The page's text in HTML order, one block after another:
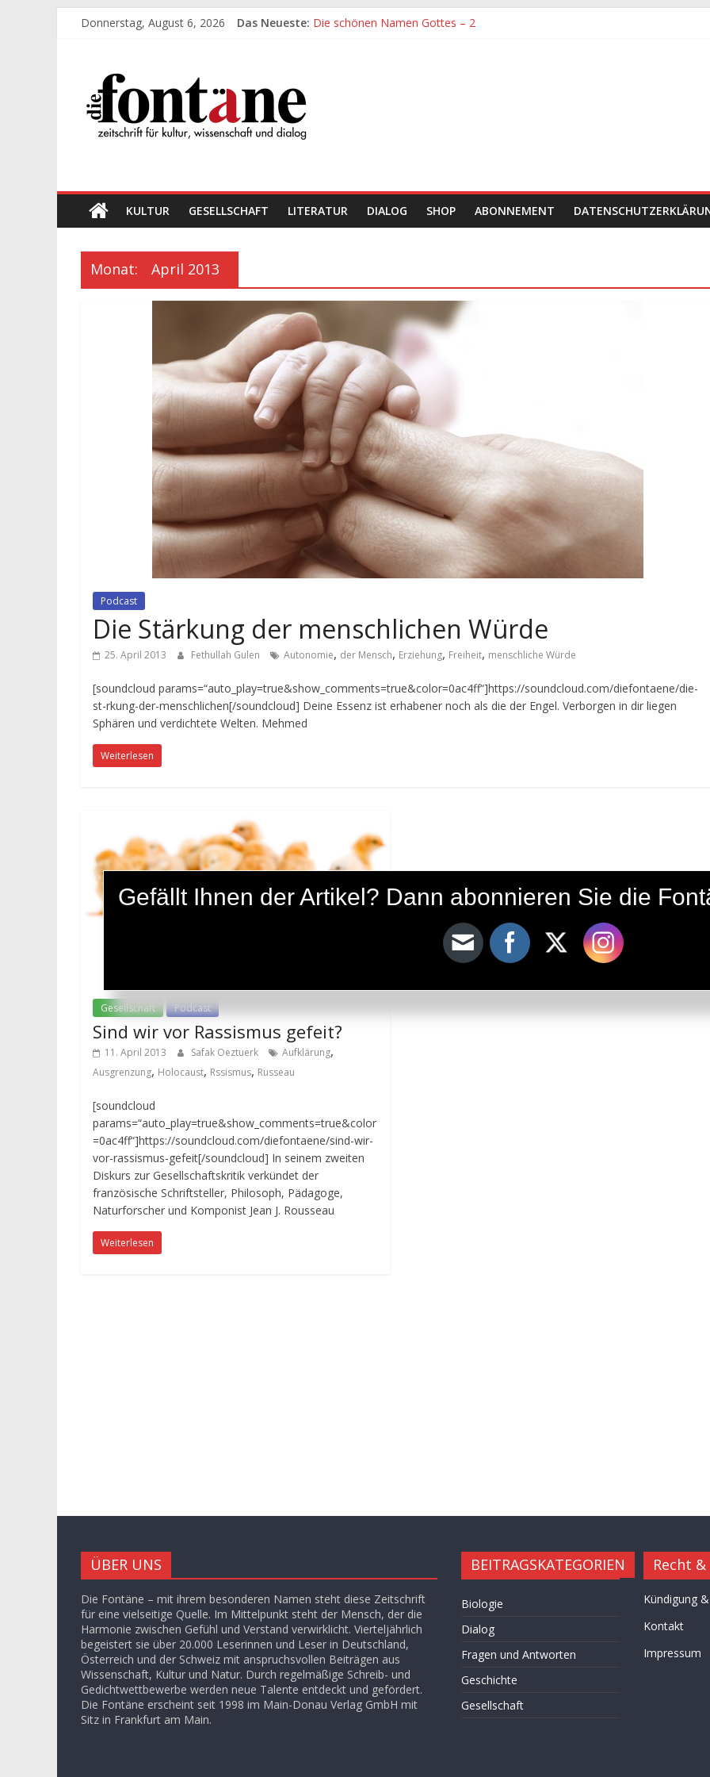
ZumDonnerstag, August 6, 2026 Das Neueste: Die schönen Namen Gottes – 2
Die
Fontäne
kultur,
wissenschaft
und
KULTUR GESELLSCHAFT LITERATUR DIALOG SHOP ABONNEMENT
Monat: April 2013
Podcast
Die Stärkung der menschlichen Würde
25. April 2013 Fethullah Gulen Autonomie, der Mensch, Erziehung, Freiheit, menschliche Würde
[soundcloud params=“auto_play=true&show_comments=true&color=0ac4ff“]https://soundcloud.com/diefontaene/die-
st-rkung-der-menschlichen[/soundcloud] Deine Essenz ist erhabener noch als die der Engel. Verborgen in dir liegen
Sphären und verdichtete Welten. Mehmed
Weiterlesen
Gesellschaft Podcast
Sind wir vor Rassismus gefeit?
11. April 2013 Safak Oeztuerk Aufklärung,
Ausgrenzung, Holocaust, Rssismus, Russeau
[soundcloud
params=“auto_play=true&show_comments=true&color
=0ac4ff“]https://soundcloud.com/diefontaene/sind-wir-
vor-rassismus-gefeit[/soundcloud] In seinem zweiten
Diskurs zur Gesellschaftskritik verkündet der
französische Schriftsteller, Philosoph, Pädagoge,
Naturforscher und Komponist Jean J. Rousseau
Weiterlesen
ÜBER UNS
Die Fontäne – mit ihrem besonderen Namen steht diese Zeitschrift
für eine vielseitige Quelle. Im Mittelpunkt steht der Mensch, der die
Harmonie zwischen Gefühl und Verstand verwirklicht. Vierteljährlich
begeistert sie über 20.000 Leserinnen und Leser in Deutschland,
Österreich und der Schweiz mit anspruchsvollen Beiträgen aus
Wissenschaft, Kultur und Natur. Durch regelmäßige Schreib- und
Gedichtwettbewerbe werden neue Talente entdeckt und gefördert.
Die Fontäne erscheint seit 1998 im Main-Donau Verlag GmbH mit
Sitz in Frankfurt am Main.
BEITRAGSKATEGORIEN
Biologie
Dialog
Fragen und Antworten
Geschichte
Gesellschaft
Recht
Kündigung
Kontakt
Impressum
Gefällt Ihnen der Artikel? Dann abonnieren Sie die